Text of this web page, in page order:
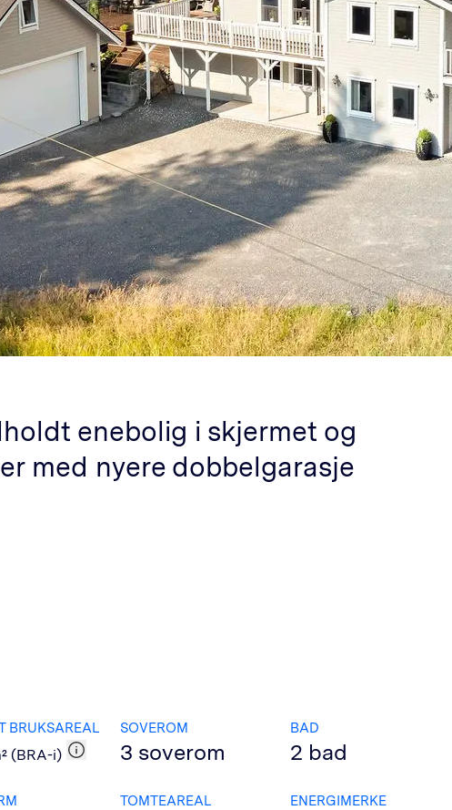
enebolig i skjermet og
med nyere dobbelgarasje
BRUKSAREAL
(BRA-i)
SOVEROM
3 soverom
BAD
2 bad
TOMTEAREAL ENERGIMERKE